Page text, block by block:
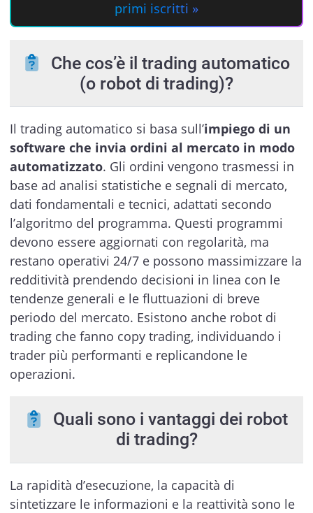
primi iscritti »
Che cos’è il trading automatico
(o robot di trading)?
Il trading automatico si basa sull’impiego di un
software che invia ordini al mercato in modo
automatizzato. Gli ordini vengono trasmessi in
base ad analisi statistiche e segnali di mercato,
dati fondamentali e tecnici, adattati secondo
l’algoritmo del programma. Questi programmi
devono essere aggiornati con regolarità, ma
restano operativi 24/7 e possono massimizzare la
redditività prendendo decisioni in linea con le
tendenze generali e le fluttuazioni di breve
periodo del mercato. Esistono anche robot di
trading che fanno copy trading, individuando i
trader più performanti e replicandone le
operazioni.
Quali sono i vantaggi dei robot
di trading?
La rapidità d’esecuzione, la capacità di
sintetizzare le informazioni e la reattività sono le